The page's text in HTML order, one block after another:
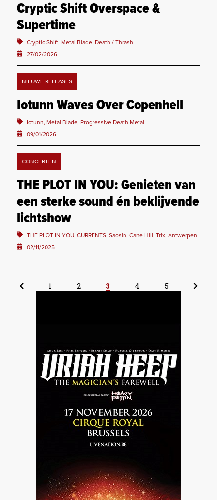
Cryptic Shift Overspace &
Supertime
Cryptic Shift, Metal Blade, Death / Thrash
27/02/2026
NIEUWE RELEASES
Iotunn Waves Over Copenhell
Iotunn, Metal Blade, Progressive Death Metal
09/01/2026
CONCERTEN
THE PLOT IN YOU: Genieten van
een sterke sound én beklijvende
lichtshow
THE PLOT IN YOU, CURRENTS, Saosin, Cane Hill, Trix, Antwerpen
02/11/2025
1 2 3 4 5